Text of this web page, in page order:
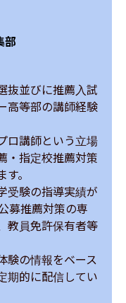
部
抜並びに推薦入試
高等部の講師経験
ロ講師という立場
・指定校推薦対策
。
受験の指導実績が
募推薦対策の専
教員免許保有者等
験の情報をベース
期的に配信してい